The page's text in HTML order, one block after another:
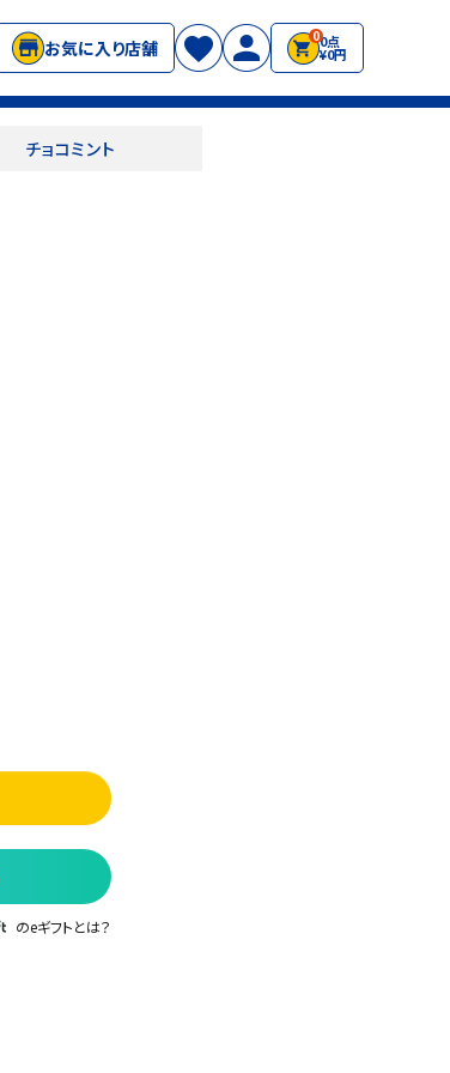
お気に入り店舗
00点
¥0円
チョコミント
のeギフトとは？